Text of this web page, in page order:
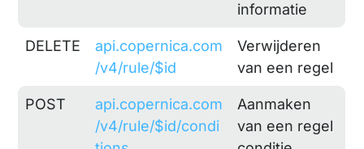
informatie
DELETE
api.copernica.com
/v4/rule/$id
Verwijderen
van een regel
POST
api.copernica.com
/v4/rule/$id/condi
Aanmaken
van een regel